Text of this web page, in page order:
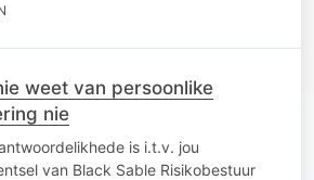
weet van persoonlike
nie
is i.t.v. jou
van Black Sable Risikobestuur